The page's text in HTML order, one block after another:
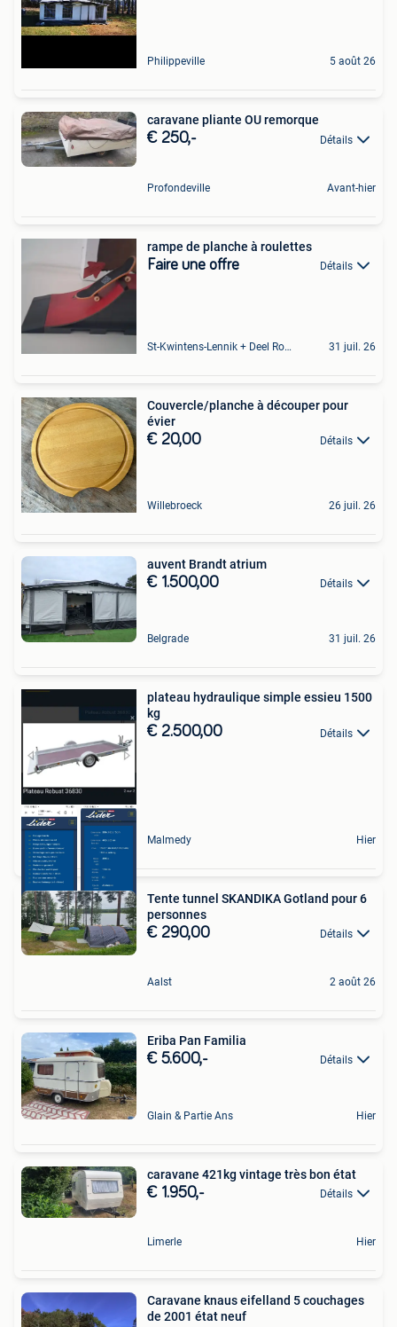
Philippeville 5 août 26
caravane pliante OU remorque
€ 250,- Détails
Profondeville Avant-hier
rampe de planche à roulettes
Faire une offre Détails
St-Kwintens-Lennik + Deel Roosdaal 31 juil. 26
Couvercle/planche à découper pour
évier
€ 20,00 Détails
Willebroeck 26 juil. 26
auvent Brandt atrium
€ 1.500,00 Détails
Belgrade 31 juil. 26
plateau hydraulique simple essieu 1500
kg
€ 2.500,00 Détails
Malmedy Hier
Tente tunnel SKANDIKA Gotland pour 6
personnes
€ 290,00 Détails
Aalst 2 août 26
Eriba Pan Familia
€ 5.600,- Détails
Glain & Partie Ans Hier
caravane 421kg vintage très bon état
€ 1.950,- Détails
Limerle Hier
Caravane knaus eifelland 5 couchages
de 2001 état neuf